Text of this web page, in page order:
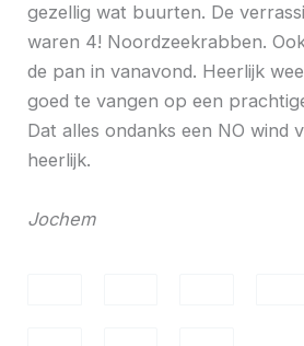
gezellig wat buurten. De
waren 4! Noordzeekrabben.
de pan in vanavond. Heerlijk
goed te vangen op een
Dat alles ondanks een NO wind
heerlijk.
Jochem